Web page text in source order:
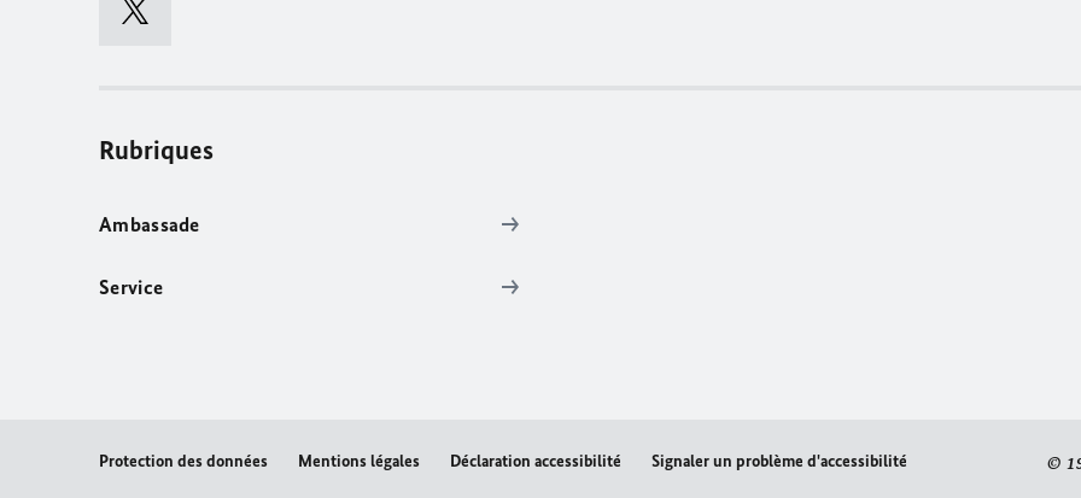
Rubriques
Ambassade
Service
Protection des données Mentions légales Déclaration accessibilité Signaler un problème d'accessibilité ©